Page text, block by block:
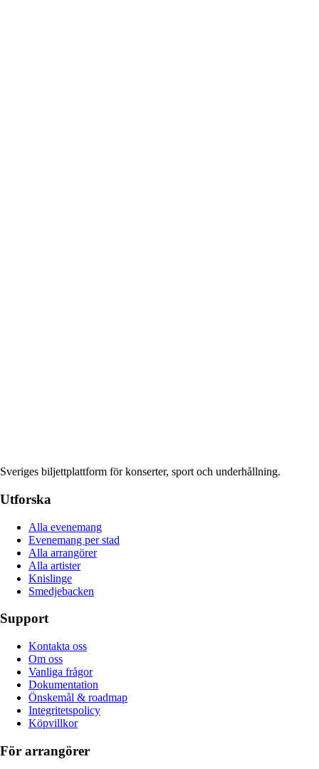
Sveriges biljettplattform för konserter, sport och underhållning.
Utforska
Alla evenemang
Evenemang per stad
Alla arrangörer
Alla artister
Knislinge
Smedjebacken
Support
Kontakta oss
Om oss
Vanliga frågor
Dokumentation
Önskemål & roadmap
Integritetspolicy
Köpvillkor
För arrangörer